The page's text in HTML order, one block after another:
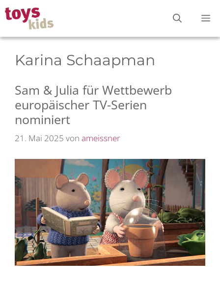
Zum
Inhalt
springen
Karina Schaapman
Sam & Julia für Wettbewerb
europäischer TV-Serien
nominiert
21. Mai 2025 von ameissner